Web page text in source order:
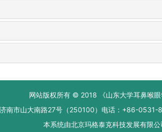
网站版权所有 © 2018 《山东大学耳鼻喉
南市山大南路27号（250100）电话：+86-
本系统由北京玛格泰克科技发展有限公